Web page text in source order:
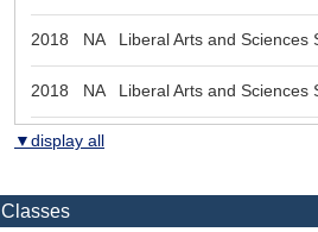
2018 NA Liberal Arts and Sciences
2018 NA Liberal Arts and Sciences
▼display all
Classes